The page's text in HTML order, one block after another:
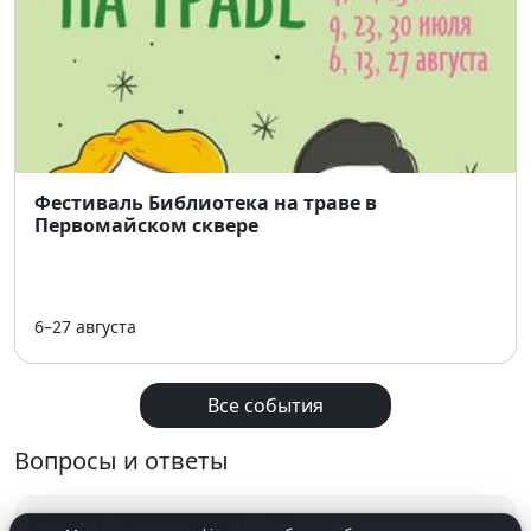
предновогодней суеты
Приходитевсей компанией, с друзьями или
— ярмарка подарит праздничное настроение
каждому! 💫
Фестиваль Библиотека на траве в
Первомайском сквере
6–27 августа
Все события
Вопросы и ответы
Вопросы могут задавать только